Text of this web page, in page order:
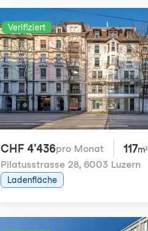
Verifiziert
CHF 4'436pro Monat 117m²
Pilatusstrasse 28, 6003 Luzern
Ladenfläche